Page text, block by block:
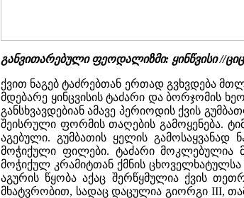
განვითარებული ფეოდალიზმი: ყინწვისი //
ქვით ნაგებ ტაძრებთან ერთად გვხვდება
მდებარე ყინცვისის ტაძარი და ბორჯომის
განსხვავდებიან ამავე პერიოდის ქვის
შეისრული ფორმის თაღების გამოყენება.
აგებული. გუმბათის ყელის
მოჭიქული ფილები. ტაძარი მოკლებულია
მოჭიქულ კრამიტთან ქმნის
აგურის წყობა აქაც შერწყმულია ქვის
მხატვრობით, სადაც დაცულია გიორგი III,